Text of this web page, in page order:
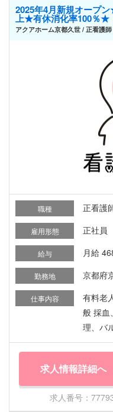
2025年4月新規オープ
上★有休消化率100％★
アクアホーム京都久世 / 正看護
職種 正看護
雇用形態 正社員
給与 月給
勤務地 京都府
仕事内容
有料老
般 採血
理、バ
求人情報詳細へ
求人番号：